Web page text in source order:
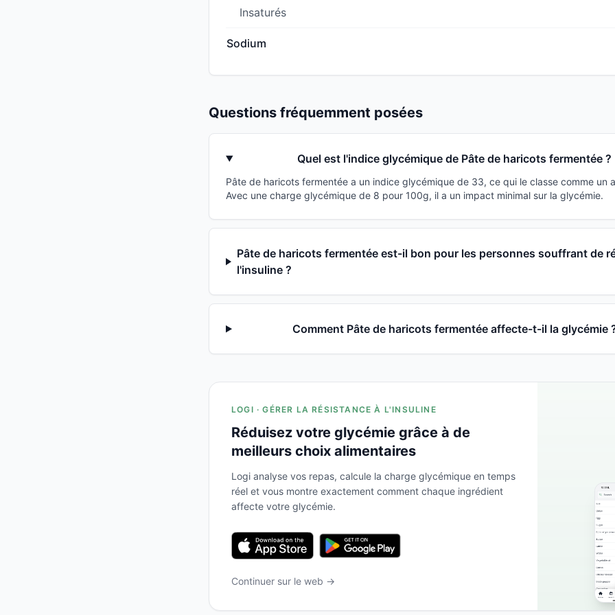
Insaturés
Sodium
Questions fréquemment posées
Quel est l'indice glycémique de Pâte de haricots fermentée ?
Pâte de haricots fermentée a un indice glycémique de 33, ce qui le classe comme un
Avec une charge glycémique de 8 pour 100g, il a un impact minimal sur la glycémie.
Pâte de haricots fermentée est-il bon pour les personnes souffrant de
l'insuline ?
Comment Pâte de haricots fermentée affecte-t-il la glycémie
LOGI · GÉRER LA RÉSISTANCE À L'INSULINE
Réduisez votre glycémie grâce à de
meilleurs choix alimentaires
Logi analyse vos repas, calcule la charge glycémique en temps
réel et vous montre exactement comment chaque ingrédient
affecte votre glycémie.
Continuer sur le web →